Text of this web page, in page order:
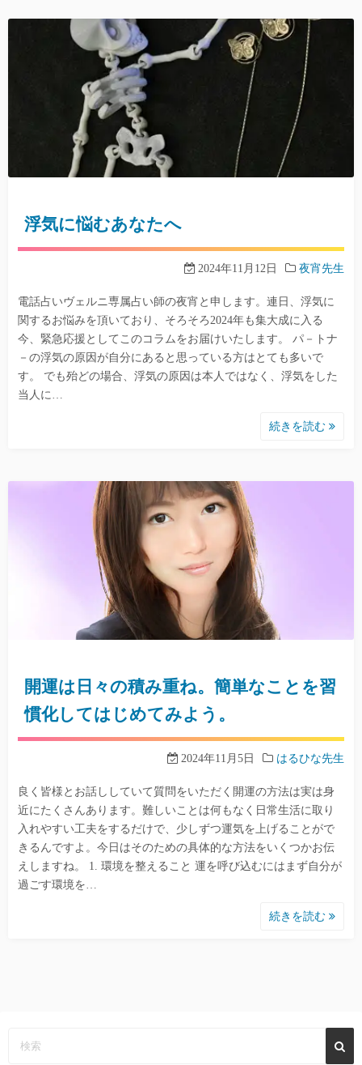
浮気に悩むあなたへ
2024年11月12日 夜宵先生
電話占いヴェルニ専属占い師の夜宵と申します。連日、浮気に
関するお悩みを頂いており、そろそろ2024年も集大成に入る
今、緊急応援としてこのコラムをお届けいたします。 パ－トナ
－の浮気の原因が自分にあると思っている方はとても多いで
す。 でも殆どの場合、浮気の原因は本人ではなく、浮気をした
当人に…
続きを読む
開運は日々の積み重ね。簡単なことを習
慣化してはじめてみよう。
2024年11月5日 はるひな先生
良く皆様とお話ししていて質問をいただく開運の方法は実は身
近にたくさんあります。難しいことは何もなく日常生活に取り
入れやすい工夫をするだけで、少しずつ運気を上げることがで
きるんですよ。今日はそのための具体的な方法をいくつかお伝
えしますね。 1. 環境を整えること 運を呼び込むにはまず自分が
過ごす環境を…
続きを読む